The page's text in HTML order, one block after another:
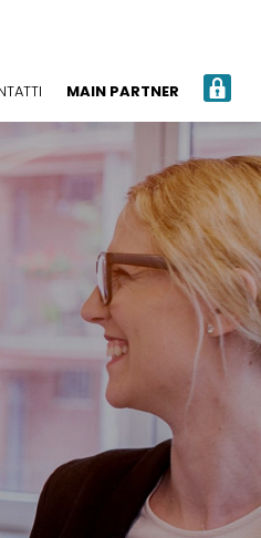
MAIN PARTNER
P
R
I
V
A
T
A